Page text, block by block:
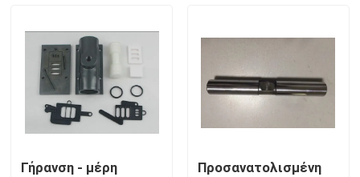
Ειδήσεις
Ζητήστε ένα απόσπασμα
Company News
Γήρανση - μέρη
Προσανατολισμένη